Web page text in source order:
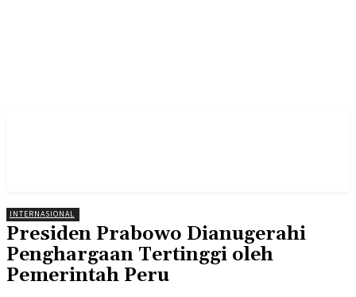
INTERNASIONAL
Presiden Prabowo Dianugerahi
Penghargaan Tertinggi oleh
Pemerintah Peru